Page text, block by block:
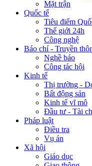
Mặt trận
Quốc tế
Tiêu điểm
Thế giới 24h
Công nghệ
Báo chí - Truyền
Nghề báo
Công tác hội
Kinh tế
Thị trường -
Bất động sản
Kinh tế vĩ mô
Đầu tư - Tài
Pháp luật
Điều tra
Vụ án
Xã hội
Giáo dục